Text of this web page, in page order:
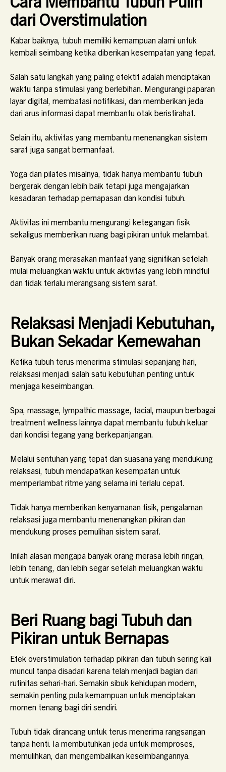
dari Overstimulation
Kabar baiknya, tubuh memiliki kemampuan alami untuk
kembali seimbang ketika diberikan kesempatan yang tepat.
Salah satu langkah yang paling efektif adalah menciptakan
waktu tanpa stimulasi yang berlebihan. Mengurangi paparan
layar digital, membatasi notifikasi, dan memberikan jeda
dari arus informasi dapat membantu otak beristirahat.
Selain itu, aktivitas yang membantu menenangkan sistem
saraf juga sangat bermanfaat.
Yoga dan pilates misalnya, tidak hanya membantu tubuh
bergerak dengan lebih baik tetapi juga mengajarkan
kesadaran terhadap pernapasan dan kondisi tubuh.
Aktivitas ini membantu mengurangi ketegangan fisik
sekaligus memberikan ruang bagi pikiran untuk melambat.
Banyak orang merasakan manfaat yang signifikan setelah
mulai meluangkan waktu untuk aktivitas yang lebih mindful
dan tidak terlalu merangsang sistem saraf.
Relaksasi Menjadi Kebutuhan,
Bukan Sekadar Kemewahan
Ketika tubuh terus menerima stimulasi sepanjang hari,
relaksasi menjadi salah satu kebutuhan penting untuk
menjaga keseimbangan.
Spa, massage, lympathic massage, facial, maupun berbagai
treatment wellness lainnya dapat membantu tubuh keluar
dari kondisi tegang yang berkepanjangan.
Melalui sentuhan yang tepat dan suasana yang mendukung
relaksasi, tubuh mendapatkan kesempatan untuk
memperlambat ritme yang selama ini terlalu cepat.
Tidak hanya memberikan kenyamanan fisik, pengalaman
relaksasi juga membantu menenangkan pikiran dan
mendukung proses pemulihan sistem saraf.
Inilah alasan mengapa banyak orang merasa lebih ringan,
lebih tenang, dan lebih segar setelah meluangkan waktu
untuk merawat diri.
Beri Ruang bagi Tubuh dan
Pikiran untuk Bernapas
Efek overstimulation terhadap pikiran dan tubuh sering kali
muncul tanpa disadari karena telah menjadi bagian dari
rutinitas sehari-hari. Semakin sibuk kehidupan modern,
semakin penting pula kemampuan untuk menciptakan
momen tenang bagi diri sendiri.
Tubuh tidak dirancang untuk terus menerima rangsangan
tanpa henti. Ia membutuhkan jeda untuk memproses,
memulihkan, dan mengembalikan keseimbangannya.